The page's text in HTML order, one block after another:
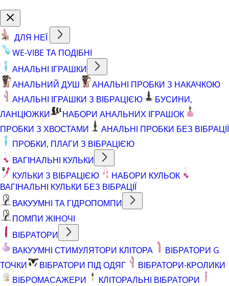
ДЛЯ НЕЇ
WE-VIBE ТА ПОДІБНІ
АНАЛЬНІ ІГРАШКИ
АНАЛЬНИЙ ДУШ
АНАЛЬНІ ПРОБКИ З НАКАЧКОЮ
АНАЛЬНІ ІГРАШКИ З ВІБРАЦІЄЮ
БУСИНИ,
ЛАНЦЮЖКИ
НАБОРИ АНАЛЬНИХ ІГРАШОК
ПРОБКИ З ХВОСТАМИ
АНАЛЬНІ ПРОБКИ БЕЗ ВІБРАЦІЇ
ПРОБКИ, ПЛАГИ З ВІБРАЦІЄЮ
ВАГІНАЛЬНІ КУЛЬКИ
КУЛЬКИ З ВІБРАЦІЄЮ
НАБОРИ КУЛЬОК
ВАГІНАЛЬНІ КУЛЬКИ БЕЗ ВІБРАЦІЇ
ВАКУУМНІ ТА ГІДРОПОМПИ
ПОМПИ ЖІНОЧІ
ВІБРАТОРИ
ВАКУУМНІ СТИМУЛЯТОРИ КЛІТОРА
ВІБРАТОРИ G
ТОЧКИ
ВІБРАТОРИ ПІД ОДЯГ
ВІБРАТОРИ-КРОЛИКИ
ВІБРОМАСАЖЕРИ
КЛІТОРАЛЬНІ ВІБРАТОРИ